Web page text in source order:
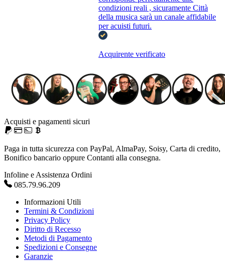
condizioni reali , sicuramente Città
della musica sarà un canale affidabile
per acuisti futuri.
Acquirente verificato
Acquisti e pagamenti sicuri
Paga in tutta sicurezza con PayPal, AlmaPay, Soisy, Carta di credito,
Bonifico bancario oppure Contanti alla consegna.
Infoline e Assistenza Ordini
085.79.96.209
Informazioni Utili
Termini & Condizioni
Privacy Policy
Diritto di Recesso
Metodi di Pagamento
Spedizioni e Consegne
Garanzie